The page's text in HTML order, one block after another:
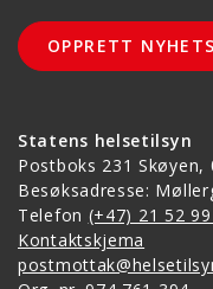
Statens helsetilsyn
Postboks 231 Skøyen,
Besøksadresse:
Telefon (+47) 21 52
Kontaktskjema